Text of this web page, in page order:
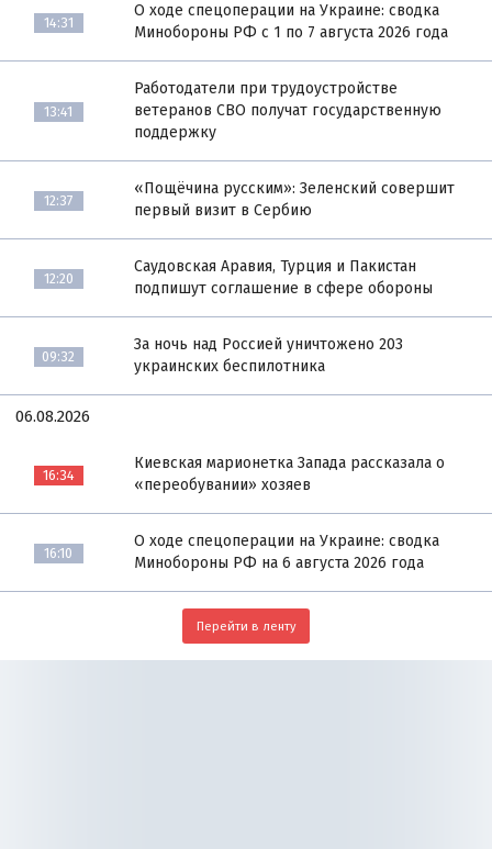
14:31
О ходе спецоперации на Украине: сводка
Минобороны РФ с 1 по 7 августа 2026 года
13:41
Работодатели при трудоустройстве
ветеранов СВО получат государственную
поддержку
12:37
«Пощёчина русским»: Зеленский совершит
первый визит в Сербию
12:20
Саудовская Аравия, Турция и Пакистан
подпишут соглашение в сфере обороны
09:32
За ночь над Россией уничтожено 203
украинских беспилотника
06.08.2026
16:34
Киевская марионетка Запада рассказала о
«переобувании» хозяев
16:10
О ходе спецоперации на Украине: сводка
Минобороны РФ на 6 августа 2026 года
Перейти в ленту